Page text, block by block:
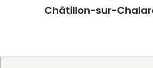
Châtillon-sur-